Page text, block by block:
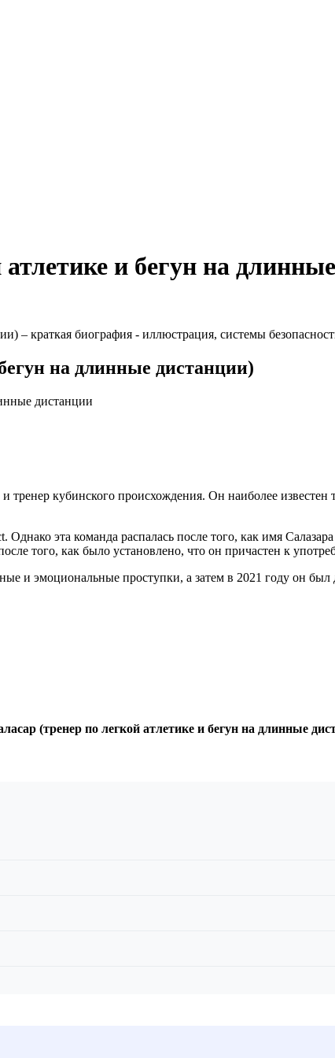
и бегун на
на длинные дистанции)
дистанции
тренер кубинского происхождения. Он наиболее
эта команда распалась после того, как имя
того, как было установлено, что он причастен к
и эмоциональные проступки, а затем в 2021 году он
(тренер по легкой атлетике и бегун на длинные